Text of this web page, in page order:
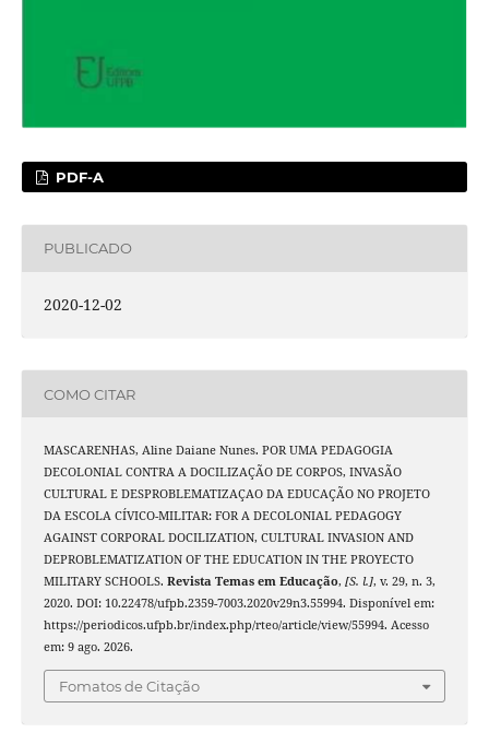
PDF-A
PUBLICADO
2020-12-02
COMO CITAR
MASCARENHAS, Aline Daiane Nunes. POR UMA PEDAGOGIA
DECOLONIAL CONTRA A DOCILIZAÇÃO DE CORPOS, INVASÃO
CULTURAL E DESPROBLEMATIZAÇAO DA EDUCAÇÃO NO PROJETO
DA ESCOLA CÍVICO-MILITAR: FOR A DECOLONIAL PEDAGOGY
AGAINST CORPORAL DOCILIZATION, CULTURAL INVASION AND
DEPROBLEMATIZATION OF THE EDUCATION IN THE PROYECTO
MILITARY SCHOOLS. Revista Temas em Educação, [S. l.], v. 29, n. 3,
2020. DOI: 10.22478/ufpb.2359-7003.2020v29n3.55994. Disponível em:
https://periodicos.ufpb.br/index.php/rteo/article/view/55994. Acesso
em: 9 ago. 2026.
Fomatos de Citação